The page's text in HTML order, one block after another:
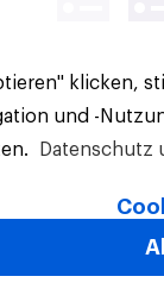
klicken,
und -
Datenschutz